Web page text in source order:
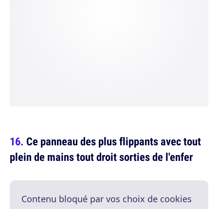
Ce panneau des plus flippants avec tout
plein de mains tout droit sorties de l'enfer
Contenu bloqué par vos choix de cookies